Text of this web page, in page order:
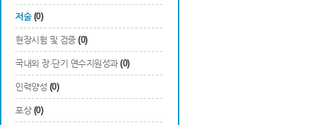
저술 (0)
현장시험 및 검증 (0)
국내외 장·단기 연수지원성과 (0)
인력양성 (0)
포상 (0)